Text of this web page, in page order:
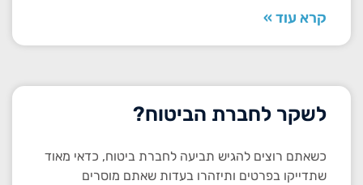
קרא עוד »
לשקר לחברת הביטוח?
כשאתם רוצים להגיש תביעה לחברת ביטוח, כדאי מאוד
שתדייקו בפרטים ותיזהרו בעדות שאתם מוסרים